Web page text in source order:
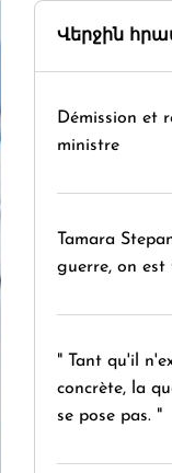
Վերջին
Démission et
ministre
Tamara
guerre, on est
" Tant qu'il
concrète, la
se pose pas. "